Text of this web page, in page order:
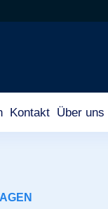
Kontakt Über uns